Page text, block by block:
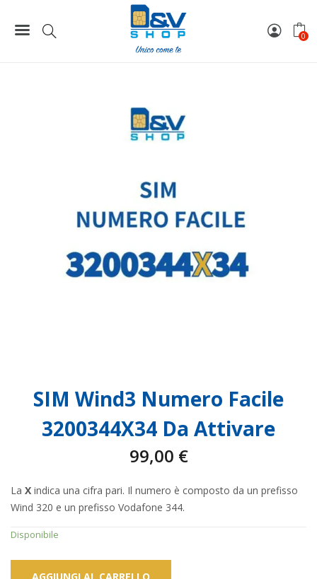
0
SIM Wind3 Numero Facile 3200344X34 Da Attivare
SIM Wind3 Numero Facile
3200344X34 Da Attivare
99,00 €
La X indica una cifra pari. Il numero è composto da un prefisso
Wind 320 e un prefisso Vodafone 344.
Disponibile